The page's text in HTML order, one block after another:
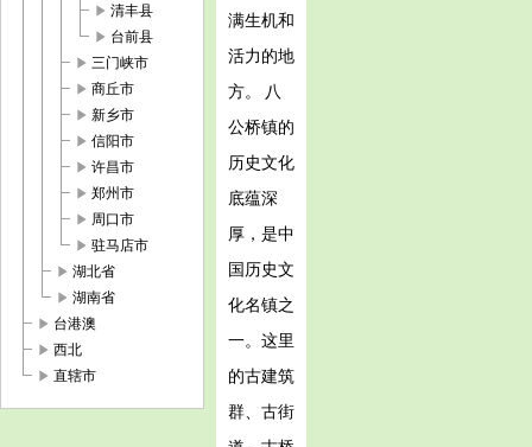
play_arrow 清丰县
play_arrow 台前县
play_arrow 三门峡市
play_arrow 商丘市
play_arrow 新乡市
play_arrow 信阳市
play_arrow 许昌市
play_arrow 郑州市
play_arrow 周口市
play_arrow 驻马店市
play_arrow 湖北省
play_arrow 湖南省
play_arrow 台港澳
play_arrow 西北
play_arrow 直辖市
满生机和
活力的地
方。 八
公桥镇的
历史文化
底蕴深
厚，是中
国历史文
化名镇之
一。这里
的古建筑
群、古街